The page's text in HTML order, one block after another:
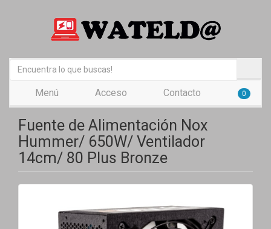
Menú Acceso Contacto 0
Fuente de Alimentación Nox
Hummer/ 650W/ Ventilador
14cm/ 80 Plus Bronze